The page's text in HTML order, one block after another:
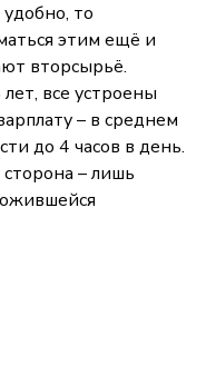
то
этим ещё и
вторсырьё.
все устроены
– в среднем
до 4 часов в день.
– лишь